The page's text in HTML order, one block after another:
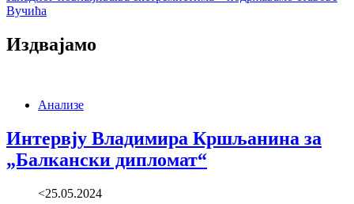
Вучића
Издвајамо
Анализе
Интервју Владимира Кршљанина за
„Балкански дипломат“
<25.05.2024